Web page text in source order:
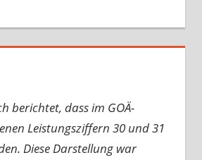
berichtet, dass im GOÄ-
Leistungsziffern 30 und 31
Diese Darstellung war